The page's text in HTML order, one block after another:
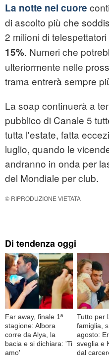
La notte nel cuore
di ascolto più che
2 milioni di
15%. Numeri che
ulteriormente nelle
trama entrerà sempre
La soap continuerà a
pubblico di Canale 5
tutta l'estate, fatta
luglio, quando le
andranno in onda per
del Mondiale per club.
© RIPRODUZIONE VIETATA
Di tendenza oggi
Far away, finale 1ª
stagione: Albora
corre da Alya, la
bacia e si dichiara: 'Ti
amo'
Tutto per
famiglia,
agosto:
sveglia e
dal